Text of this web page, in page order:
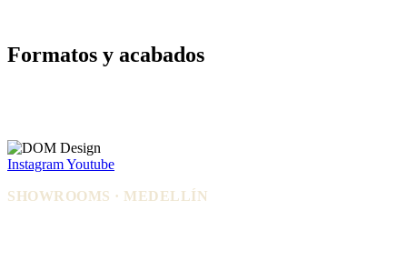
Formatos y acabados
InstagramYoutube
SHOWROOMS · MEDELLÍN